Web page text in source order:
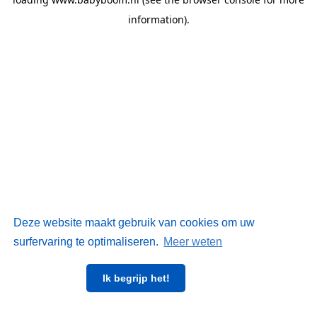
Deze website maakt gebruik van cookies om uw
surfervaring te optimaliseren. Meer weten
Ik begrijp het!
information).